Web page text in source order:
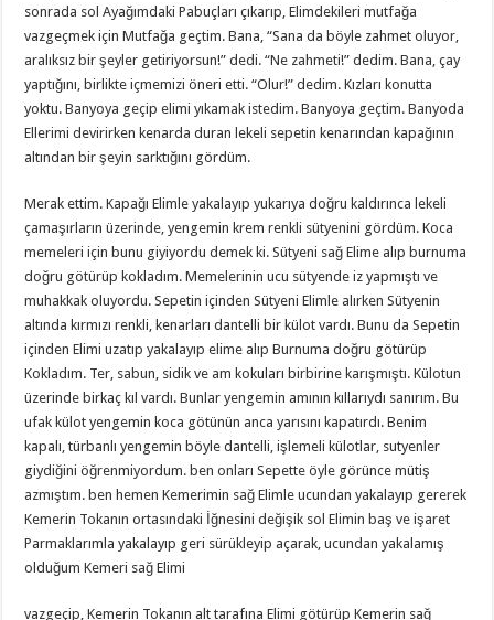
sonrada sol Ayağımdaki Pabuçları çıkarıp, Elimdekileri mutfağa
vazgeçmek için Mutfağa geçtim. Bana, “Sana da böyle zahmet oluyor,
aralıksız bir şeyler getiriyorsun!” dedi. “Ne zahmeti!” dedim. Bana, çay
yaptığını, birlikte içmemizi öneri etti. “Olur!” dedim. Kızları konutta
yoktu. Banyoya geçip elimi yıkamak istedim. Banyoya geçtim. Banyoda
Ellerimi devirirken kenarda duran lekeli sepetin kenarından kapağının
altından bir şeyin sarktığını gördüm.
Merak ettim. Kapağı Elimle yakalayıp yukarıya doğru kaldırınca lekeli
çamaşırların üzerinde, yengemin krem renkli sütyenini gördüm. Koca
memeleri için bunu giyiyordu demek ki. Sütyeni sağ Elime alıp burnuma
doğru götürüp kokladım. Memelerinin ucu sütyende iz yapmıştı ve
muhakkak oluyordu. Sepetin içinden Sütyeni Elimle alırken Sütyenin
altında kırmızı renkli, kenarları dantelli bir külot vardı. Bunu da Sepetin
içinden Elimi uzatıp yakalayıp elime alıp Burnuma doğru götürüp
Kokladım. Ter, sabun, sidik ve am kokuları birbirine karışmıştı. Külotun
üzerinde birkaç kıl vardı. Bunlar yengemin amının kıllarıydı sanırım. Bu
ufak külot yengemin koca götünün anca yarısını kapatırdı. Benim
kapalı, türbanlı yengemin böyle dantelli, işlemeli külotlar, sutyenler
giydiğini öğrenmiyordum. ben onları Sepette öyle görünce mütiş
azmıştım. ben hemen Kemerimin sağ Elimle ucundan yakalayıp gererek
Kemerin Tokanın ortasındaki İğnesini değişik sol Elimin baş ve işaret
Parmaklarımla yakalayıp geri sürükleyip açarak, ucundan yakalamış
olduğum Kemeri sağ Elimi
vazgeçip, Kemerin Tokanın alt tarafına Elimi götürüp Kemerin sağ